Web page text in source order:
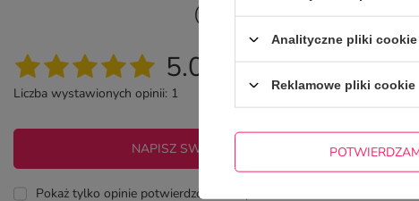
OPINIE O
5.00
Liczba wystawionych opinii: 1
NAPISZ SWOJĄ OPINIĘ
Pokaż tylko opinie potwierdzone zakupem
Analityczne pliki cookie
Reklamowe pliki cookie